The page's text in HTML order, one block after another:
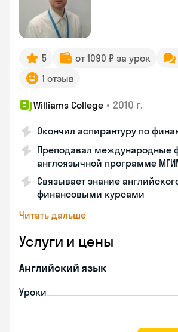
5 от 1090 ₽ за урок
1 отзыв
Williams College • 2010 г.
Окончил аспирантуру по
Преподавал международные
англоязычной программе
Связывает знание
финансовыми курсами
Читать дальше
Услуги и цены
Английский язык
Уроки